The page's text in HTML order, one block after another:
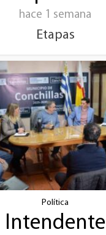
hace 1 semana
Etapas
Política
Intendente